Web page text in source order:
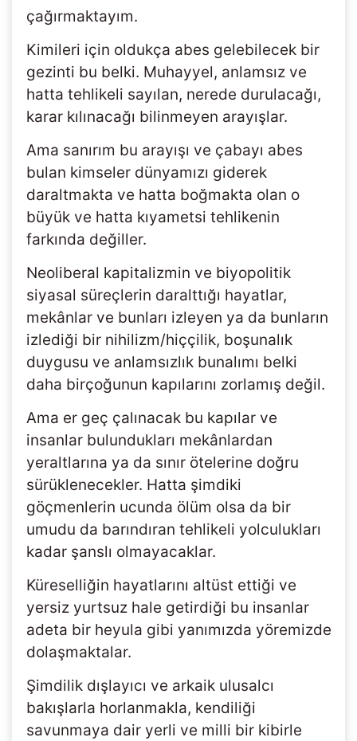
çağırmaktayım.
Kimileri için oldukça abes gelebilecek bir
gezinti bu belki. Muhayyel, anlamsız ve
hatta tehlikeli sayılan, nerede durulacağı,
karar kılınacağı bilinmeyen arayışlar.
Ama sanırım bu arayışı ve çabayı abes
bulan kimseler dünyamızı giderek
daraltmakta ve hatta boğmakta olan o
büyük ve hatta kıyametsi tehlikenin
farkında değiller.
Neoliberal kapitalizmin ve biyopolitik
siyasal süreçlerin daralttığı hayatlar,
mekânlar ve bunları izleyen ya da bunların
izlediği bir nihilizm/hiççilik, boşunalık
duygusu ve anlamsızlık bunalımı belki
daha birçoğunun kapılarını zorlamış değil.
Ama er geç çalınacak bu kapılar ve
insanlar bulundukları mekânlardan
yeraltlarına ya da sınır ötelerine doğru
sürüklenecekler. Hatta şimdiki
göçmenlerin ucunda ölüm olsa da bir
umudu da barındıran tehlikeli yolculukları
kadar şanslı olmayacaklar.
Küreselliğin hayatlarını altüst ettiği ve
yersiz yurtsuz hale getirdiği bu insanlar
adeta bir heyula gibi yanımızda yöremizde
dolaşmaktalar.
Şimdilik dışlayıcı ve arkaik ulusalcı
bakışlarla horlanmakla, kendiliği
savunmaya dair yerli ve milli bir kibirle